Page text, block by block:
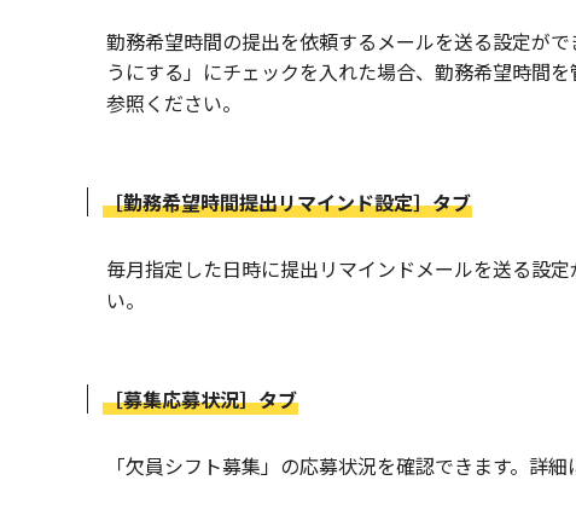
勤務希望時間の提出を依頼するメールを送る設定が
うにする」にチェックを入れた場合、勤務希望時間
参照ください。
［勤務希望時間提出リマインド設定］タブ
毎月指定した日時に提出リマインドメールを送る設定
い。
［募集応募状況］タブ
「欠員シフト募集」の応募状況を確認できます。詳細